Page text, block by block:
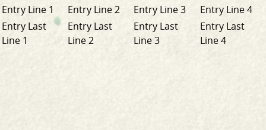
Entry Line 1
Entry Line 2 Entry Line 3
Entry Line 4
Entry Last
Line 1
Entry Last
Line 2
Entry Last
Line 3
Entry Last
Line 4